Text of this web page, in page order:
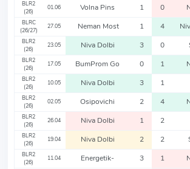
BLR2
(26)
01.06 Volna Pins 1 0
BLRC
(26/27)
27.05 Neman Most 1 4
BLR2
(26)
23.05 Niva Dolbi 3 0
BLR2
(26)
17.05 BumProm Go 0 1
BLR2
(26)
10.05 Niva Dolbi 3 1
BLR2
(26)
02.05 Osipovichi 2 4
BLR2
(26)
26.04 Niva Dolbi 1 2
BLR2
(26)
19.04 Niva Dolbi 2 2
BLR2
(26)
11.04 Energetik- 3 1